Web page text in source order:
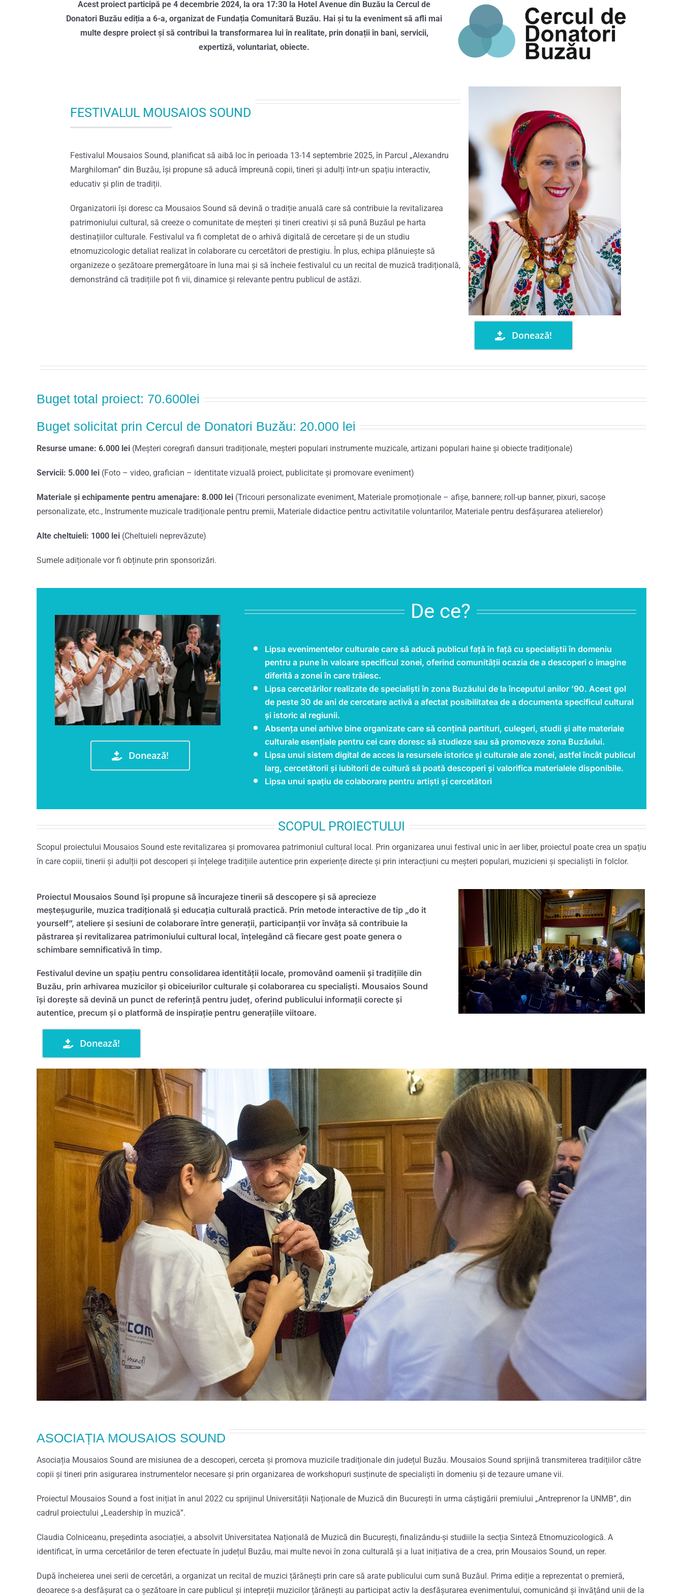
Acest proiect participă pe 4 decembrie 2024, la ora 17:30 la Hotel Avenue din Buzău la Cercul de
Donatori Buzău ediția a 6-a, organizat de Fundația Comunitară Buzău. Hai și tu la eveniment să afli mai
multe despre proiect și să contribui la transformarea lui în realitate, prin donații în bani, servicii,
expertiză, voluntariat, obiecte.
FESTIVALUL MOUSAIOS SOUND
Festivalul Mousaios Sound, planificat să aibă loc în perioada 13-14 septembrie 2025, în Parcul „Alexandru
Marghiloman” din Buzău, își propune să aducă împreună copii, tineri și adulți într-un spațiu interactiv,
educativ și plin de tradiții.
Organizatorii își doresc ca Mousaios Sound să devină o tradiție anuală care să contribuie la revitalizarea
patrimoniului cultural, să creeze o comunitate de meșteri și tineri creativi și să pună Buzăul pe harta
destinațiilor culturale. Festivalul va fi completat de o arhivă digitală de cercetare și de un studiu
etnomuzicologic detaliat realizat în colaborare cu cercetători de prestigiu. În plus, echipa plănuiește să
organizeze o șezătoare premergătoare în luna mai și să încheie festivalul cu un recital de muzică tradițională,
demonstrând că tradițiile pot fi vii, dinamice și relevante pentru publicul de astăzi.
Donează!
Buget total proiect: 70.600lei
Buget solicitat prin Cercul de Donatori Buzău: 20.000 lei
Resurse umane: 6.000 lei (Meșteri coregrafi dansuri tradiționale, meșteri populari instrumente muzicale, artizani populari haine și obiecte tradiționale)
Servicii: 5.000 lei(Foto – video, grafician – identitate vizuală proiect, publicitate și promovare eveniment)
Materiale și echipamente pentru amenajare: 8.000 lei (Tricouri personalizate eveniment, Materiale promoționale – afișe, bannere; roll-up banner, pixuri, sacoșe
personalizate, etc., Instrumente muzicale tradiționale pentru premii, Materiale didactice pentru activitatile voluntarilor, Materiale pentru desfășurarea atelierelor)
Alte cheltuieli: 1000 lei(Cheltuieli neprevăzute)
Sumele adiționale vor fi obținute prin sponsorizări.
Donează!
De ce?
Lipsa evenimentelor culturale care să aducă publicul față în față cu specialiștii în domeniu
pentru a pune în valoare specificul zonei, oferind comunității ocazia de a descoperi o imagine
diferită a zonei în care trăiesc.
Lipsa cercetărilor realizate de specialiști în zona Buzăului de la începutul anilor ʼ90. Acest gol
de peste 30 de ani de cercetare activă a afectat posibilitatea de a documenta specificul cultural
și istoric al regiunii.
Absența unei arhive bine organizate care să conțină partituri, culegeri, studii și alte materiale
culturale esențiale pentru cei care doresc să studieze sau să promoveze zona Buzăului.
Lipsa unui sistem digital de acces la resursele istorice și culturale ale zonei, astfel încât publicul
larg, cercetătorii și iubitorii de cultură să poată descoperi și valorifica materialele disponibile.
Lipsa unui spațiu de colaborare pentru artiști și cercetători
SCOPUL PROIECTULUI
Scopul proiectului Mousaios Sound este revitalizarea și promovarea patrimoniul cultural local. Prin organizarea unui festival unic în aer liber, proiectul poate crea un spațiu
în care copiii, tinerii și adulții pot descoperi și înțelege tradițiile autentice prin experiențe directe și prin interacțiuni cu meșteri populari, muzicieni și specialiști în folclor.
Proiectul Mousaios Sound își propune să încurajeze tinerii să descopere și să aprecieze
meșteșugurile, muzica tradițională și educația culturală practică. Prin metode interactive de tip „do it
yourself”, ateliere și sesiuni de colaborare între generații, participanții vor învăța să contribuie la
păstrarea și revitalizarea patrimoniului cultural local, înțelegând că fiecare gest poate genera o
schimbare semnificativă în timp.
Festivalul devine un spațiu pentru consolidarea identității locale, promovând oamenii și tradițiile din
Buzău, prin arhivarea muzicilor și obiceiurilor culturale și colaborarea cu specialiști. Mousaios Sound
își dorește să devină un punct de referință pentru județ, oferind publicului informații corecte și
autentice, precum și o platformă de inspirație pentru generațiile viitoare.
Donează!
ASOCIAȚIA MOUSAIOS SOUND
Asociația Mousaios Sound are misiunea de a descoperi, cerceta și promova muzicile tradiționale din județul Buzău. Mousaios Sound sprijină transmiterea tradițiilor către
copii și tineri prin asigurarea instrumentelor necesare și prin organizarea de workshopuri susținute de specialiști în domeniu și de tezaure umane vii.
Proiectul Mousaios Sound a fost inițiat în anul 2022 cu sprijinul Universității Naționale de Muzică din București în urma câștigării premiului „Antreprenor la UNMB”, din
cadrul proiectului „Leadership în muzică”.
Claudia Colniceanu, președinta asociației, a absolvit Universitatea Națională de Muzică din București, finalizându-și studiile la secția Sinteză Etnomuzicologică. A
identificat, în urma cercetărilor de teren efectuate în județul Buzău, mai multe nevoi în zona culturală și a luat inițiativa de a crea, prin Mousaios Sound, un reper.
După încheierea unei serii de cercetări, a organizat un recital de muzici țărănești prin care să arate publicului cum sună Buzăul. Prima ediție a reprezentat o premieră,
deoarece s-a desfășurat ca o șezătoare în care publicul și intepreții muzicilor țărănești au participat activ la desfășurarea evenimentului, comunicând și învățând unii de la